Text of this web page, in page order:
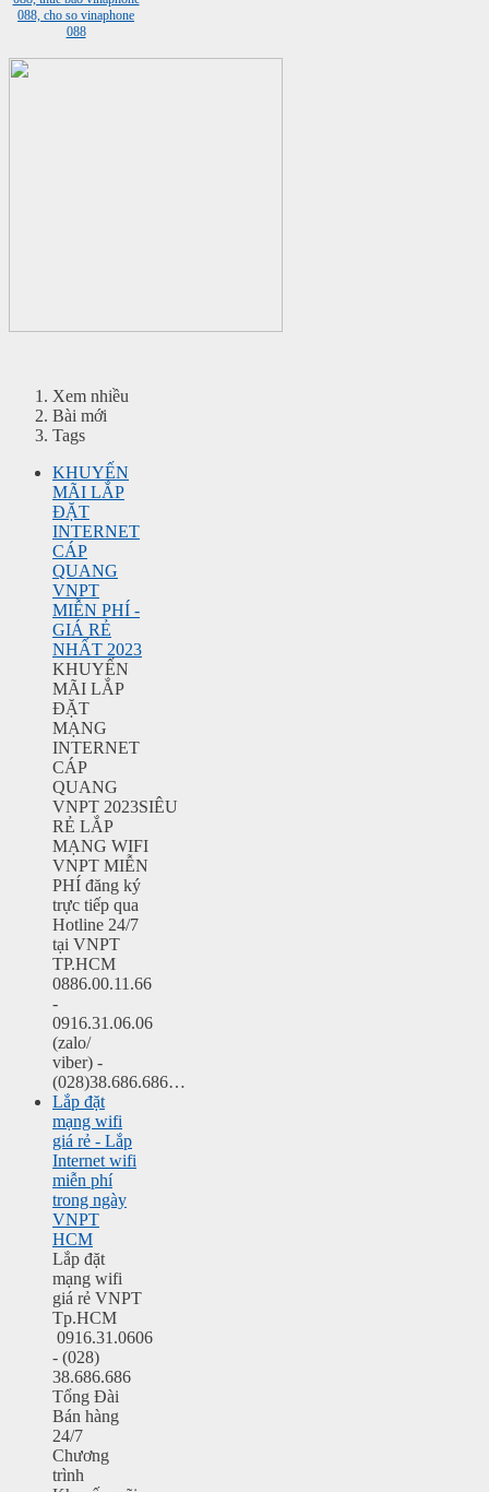
Xem nhiều
Bài mới
Tags
KHUYẾN
MÃI LẮP
ĐẶT
INTERNET
CÁP
QUANG
VNPT
MIỄN PHÍ -
GIÁ RẺ
NHẤT 2023
KHUYẾN
MÃI LẮP
ĐẶT
MẠNG
INTERNET
CÁP
QUANG
VNPT 2023SIÊU
RẺ LẮP
MẠNG WIFI
VNPT MIỄN
PHÍ đăng ký
trực tiếp qua
Hotline 24/7
tại VNPT
TP.HCM
0886.00.11.66
-
0916.31.06.06
(zalo/
viber) -
(028)38.686.686…
Lắp đặt
mạng wifi
giá rẻ - Lắp
Internet wifi
miễn phí
trong ngày
VNPT
HCM
Lắp đặt
mạng wifi
giá rẻ VNPT
Tp.HCM
0916.31.0606
- (028)
38.686.686
Tổng Đài
Bán hàng
24/7
Chương
trình